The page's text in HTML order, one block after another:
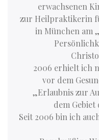
erwachsenen
zur Heilpraktikerin
in München am
2006 erhielt ich
vor dem
„Erlaubnis zur
dem Gebiet
Seit 2006 bin ich